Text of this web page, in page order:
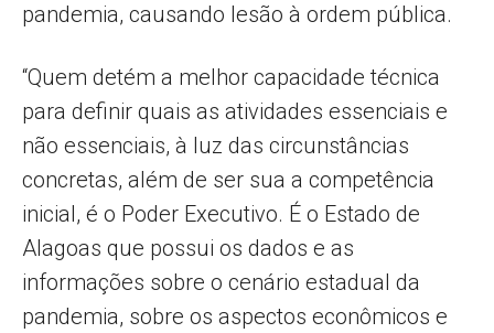
pandemia, causando lesão à ordem pública.
“Quem detém a melhor capacidade técnica
para definir quais as atividades essenciais e
não essenciais, à luz das circunstâncias
concretas, além de ser sua a competência
inicial, é o Poder Executivo. É o Estado de
Alagoas que possui os dados e as
informações sobre o cenário estadual da
pandemia, sobre os aspectos econômicos e